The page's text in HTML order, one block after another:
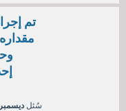
تم
سُئل ديسمبر 30، 2024